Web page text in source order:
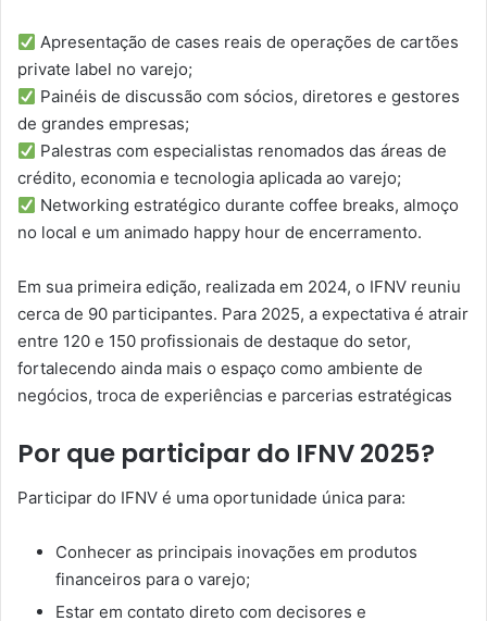
Apresentação de cases reais de operações de cartões
private label no varejo;
Painéis de discussão com sócios, diretores e gestores
de grandes empresas;
Palestras com especialistas renomados das áreas de
crédito, economia e tecnologia aplicada ao varejo;
Networking estratégico durante coffee breaks, almoço
no local e um animado happy hour de encerramento.
Em sua primeira edição, realizada em 2024, o IFNV reuniu
cerca de 90 participantes. Para 2025, a expectativa é atrair
entre 120 e 150 profissionais de destaque do setor,
fortalecendo ainda mais o espaço como ambiente de
negócios, troca de experiências e parcerias estratégicas
Por que participar do IFNV 2025?
Participar do IFNV é uma oportunidade única para:
Conhecer as principais inovações em produtos
financeiros para o varejo;
Estar em contato direto com decisores e